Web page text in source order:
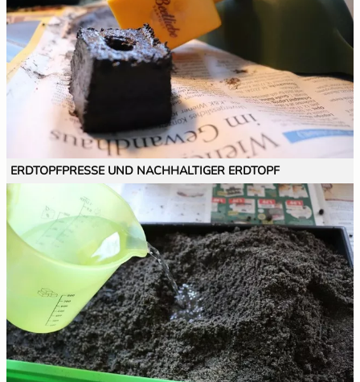
ERDTOPFPRESSE UND NACHHALTIGER ERDTOPF